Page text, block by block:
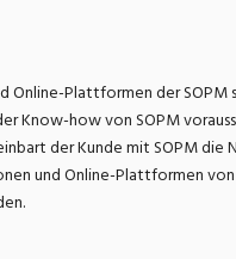
Plattformen der
Know-how von SOPM
der Kunde mit SOPM
und Online-Plattformen